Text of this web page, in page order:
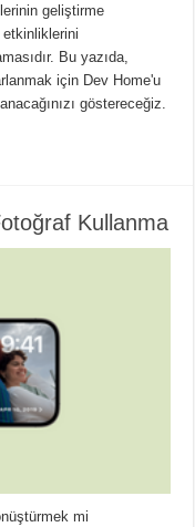
geliştirme
etkinliklerini
Bu yazıda,
için Dev Home'u
göstereceğiz.
Kullanma
mi